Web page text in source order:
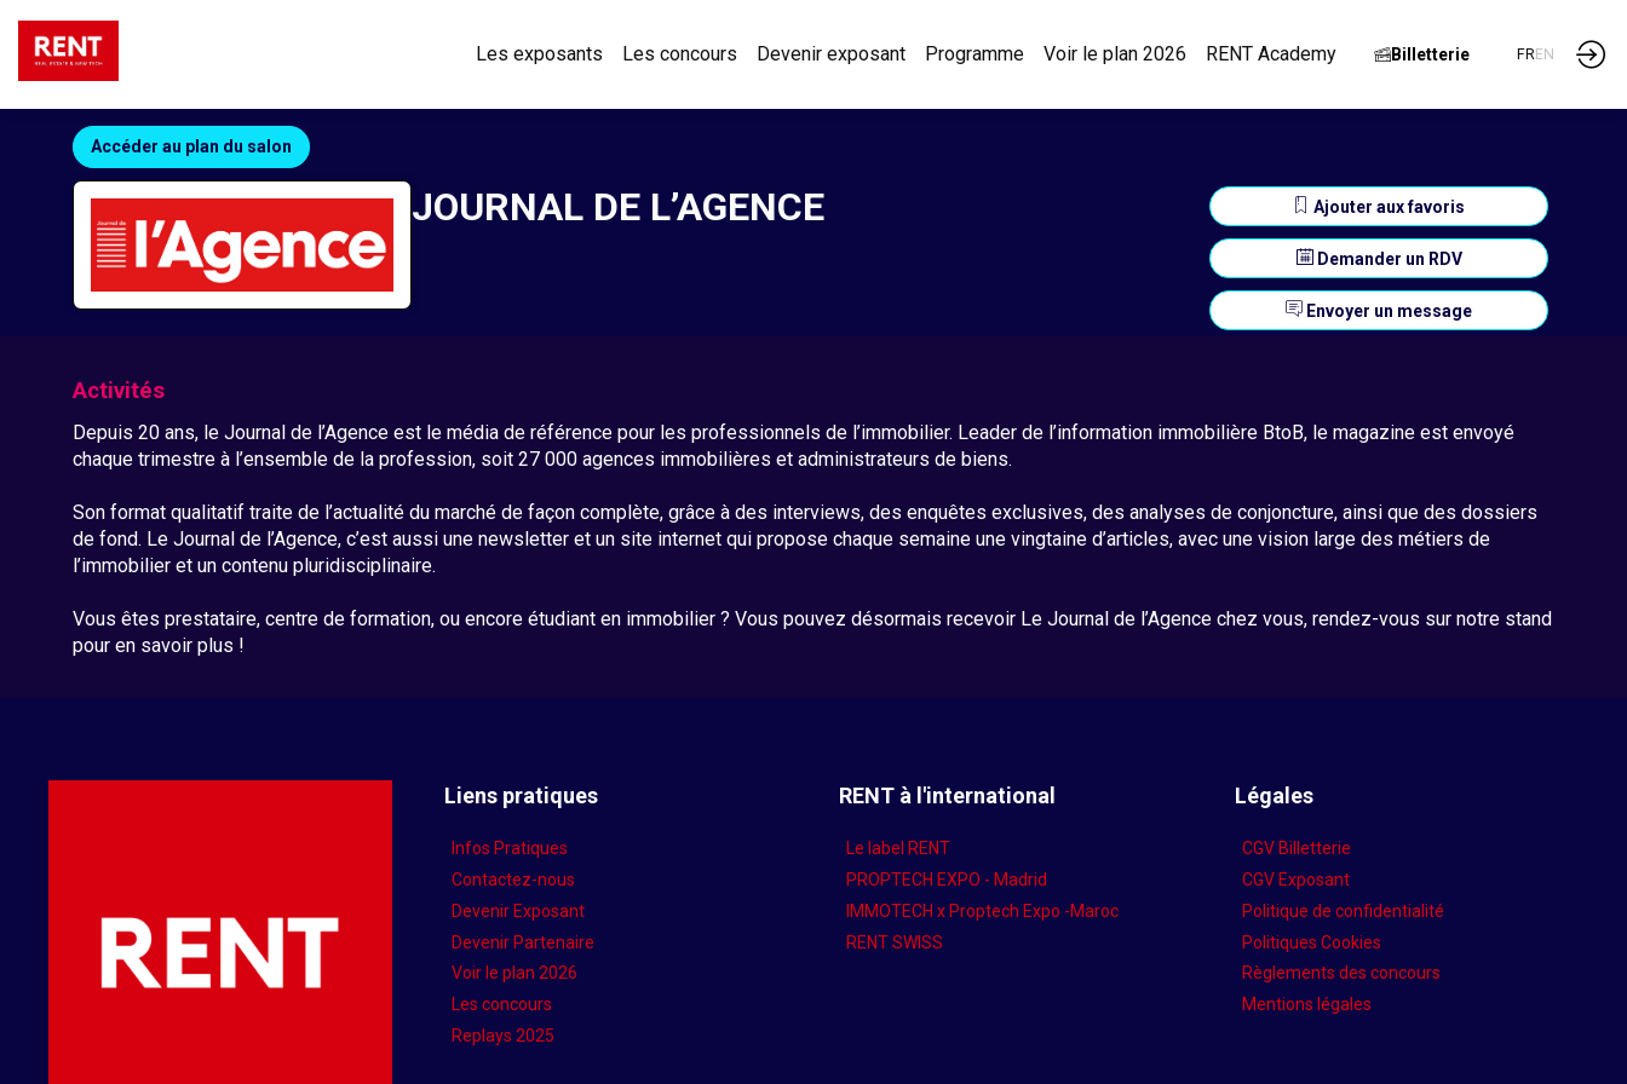
Les exposants Les concours Devenir exposant Programme Voir le plan 2026 RENT Academy Billetterie FREN
Accéder au plan du salon
Ajouter aux favoris
Demander un RDV
Envoyer un message
JOURNAL DE L’AGENCE
Activités
Depuis 20 ans, le Journal de l’Agence est le média de référence pour les professionnels de l’immobilier. Leader de l’information immobilière BtoB, le magazine est envoyé
chaque trimestre à l’ensemble de la profession, soit 27 000 agences immobilières et administrateurs de biens.
Son format qualitatif traite de l’actualité du marché de façon complète, grâce à des interviews, des enquêtes exclusives, des analyses de conjoncture, ainsi que des dossiers
de fond. Le Journal de l’Agence, c’est aussi une newsletter et un site internet qui propose chaque semaine une vingtaine d’articles, avec une vision large des métiers de
l’immobilier et un contenu pluridisciplinaire.
Vous êtes prestataire, centre de formation, ou encore étudiant en immobilier ? Vous pouvez désormais recevoir Le Journal de l’Agence chez vous, rendez-vous sur notre stand
pour en savoir plus !
Liens pratiques
Infos Pratiques
Contactez-nous
Devenir Exposant
Devenir Partenaire
Voir le plan 2026
Les concours
Replays 2025
RENT à l'international
Le label RENT
PROPTECH EXPO - Madrid
IMMOTECH x Proptech Expo -Maroc
RENT SWISS
Légales
CGV Billetterie
CGV Exposant
Politique de confidentialité
Politiques Cookies
Règlements des concours
Mentions légales